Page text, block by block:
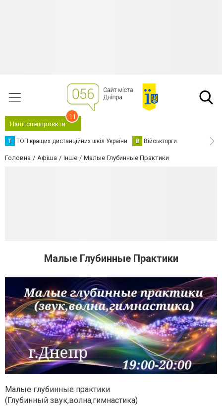
Наші спецпроєкти
11
Т ТОП кращих дистанційних шкіл України В Військторги
Головна Афіша Інше Малые Глубинные Практики
Малые Глубинные Практики
Малые глубинные практики
(Глубинный звук,волна,гимнастика)